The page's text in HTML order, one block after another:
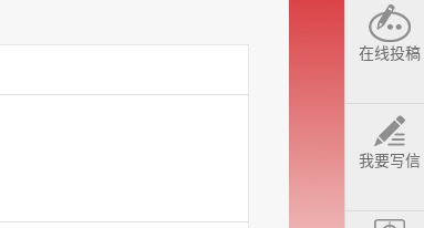
在线投稿
我要写信